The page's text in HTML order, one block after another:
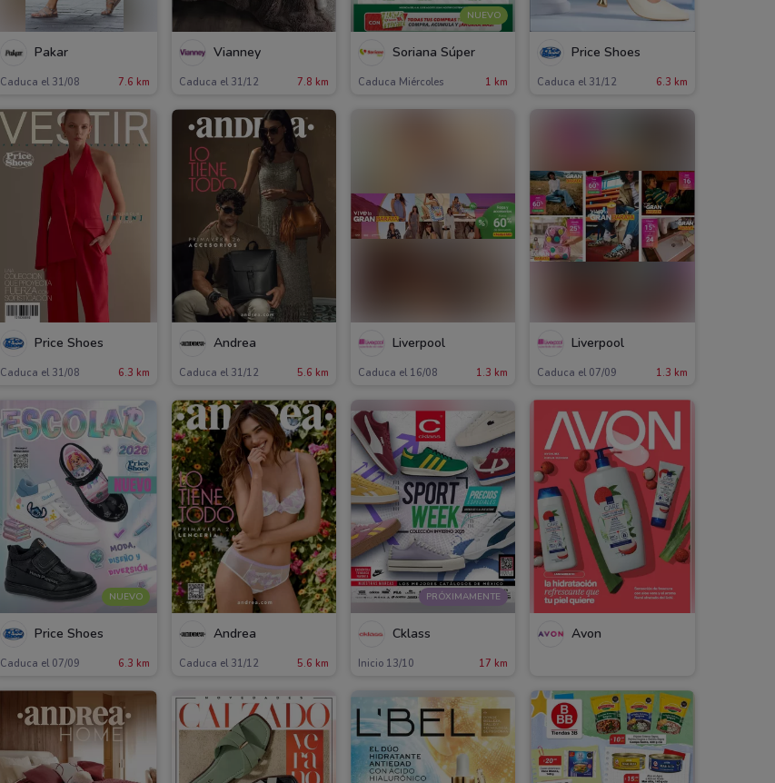
Pakar
Caduca el 31/08 7.6 km
Vianney
Caduca el 31/12 7.8 km
NUEVO
Soriana Súper
Caduca Miércoles 1 km
Price Shoes
Caduca el 31/12 6.3 km
Price Shoes
Caduca el 31/08 6.3 km
Andrea
Caduca el 31/12 5.6 km
Liverpool
Caduca el 16/08 1.3 km
Liverpool
Caduca el 07/09 1.3 km
NUEVO
Price Shoes
Caduca el 07/09 6.3 km
Andrea
Caduca el 31/12 5.6 km
PRÓXIMAMENTE
Cklass
Inicio 13/10 17 km
Avon